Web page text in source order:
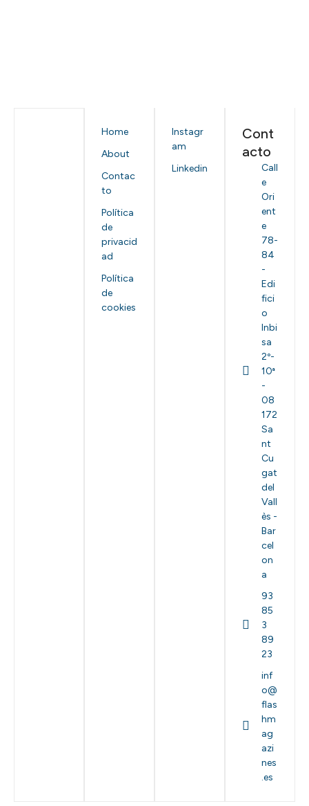
Home
About
Contac
to
Política
de
privacid
ad
Política
de
cookies
Instagr
am
Linkedin
Cont
acto
Call
e
Ori
ent
e
78-
84
-
Edi
fici
o
Inbi
sa
2º-
10ª
-
08
172
Sa
nt
Cu
gat
del
Vall
ès -
Bar
cel
on
a
93
85
3
89
23
inf
o@
flas
hm
ag
azi
nes
.es